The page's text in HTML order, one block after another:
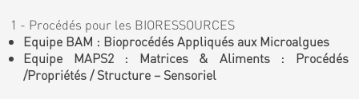
1 - Procédés pour les BIORESSOURCES
Equipe BAM : Bioprocédés Appliqués aux Microalgues
Equipe MAPS2 : Matrices & Aliments : Procédés
/Propriétés / Structure – Sensoriel